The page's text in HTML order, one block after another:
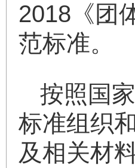
2018《团
范标准。
按照国
标准组织
及相关材